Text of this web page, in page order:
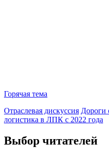
Горячая тема
Отраслевая дискуссия Дороги
логистика в ЛПК с 2022 года
Выбор читателей